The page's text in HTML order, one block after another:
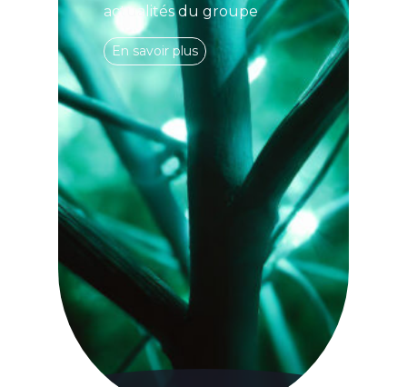
actualités du groupe
En savoir plus